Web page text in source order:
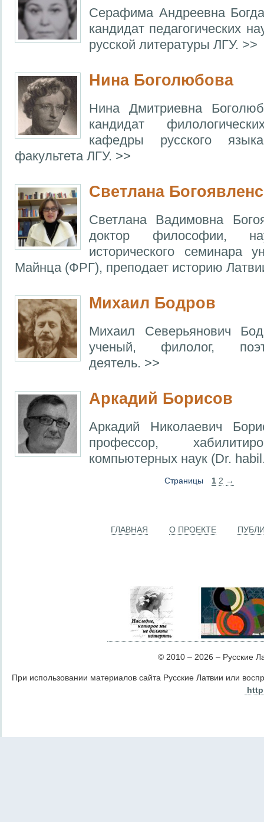
Серафима Андреевна
кандидат педагогических
русской литературы ЛГУ. >>
Нина Боголюбова
Нина Дмитриевна
кандидат
кафедры русского языка
факультета ЛГУ. >>
Светлана
Cветлана Вадимовна
доктор философии,
исторического семинара
Майнца (ФРГ), преподает историю
Михаил Бодров
Михаил Северьянович
ученый, филолог,
деятель. >>
Аркадий Борисов
Аркадий Николаевич
профессор,
компьютерных наук (Dr.
Страницы 1 2 →
ГЛАВНАЯ О ПРОЕКТЕ
© 2010 – 2026 – Русские
При использовании материалов сайта Русские Латвии или